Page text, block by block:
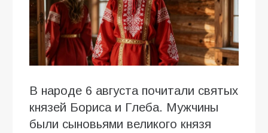
В народе 6 августа почитали святых
князей Бориса и Глеба. Мужчины
были сыновьями великого князя